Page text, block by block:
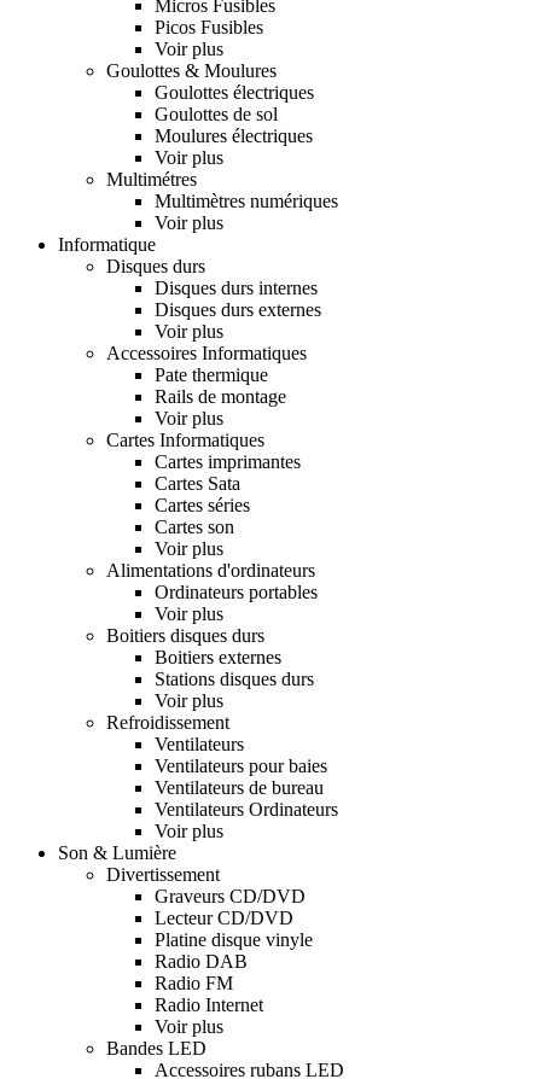
Micros Fusibles
Picos Fusibles
Voir plus
Goulottes & Moulures
Goulottes électriques
Goulottes de sol
Moulures électriques
Voir plus
Multimétres
Multimètres numériques
Voir plus
Informatique
Disques durs
Disques durs internes
Disques durs externes
Voir plus
Accessoires Informatiques
Pate thermique
Rails de montage
Voir plus
Cartes Informatiques
Cartes imprimantes
Cartes Sata
Cartes séries
Cartes son
Voir plus
Alimentations d'ordinateurs
Ordinateurs portables
Voir plus
Boitiers disques durs
Boitiers externes
Stations disques durs
Voir plus
Refroidissement
Ventilateurs
Ventilateurs pour baies
Ventilateurs de bureau
Ventilateurs Ordinateurs
Voir plus
Son & Lumière
Divertissement
Graveurs CD/DVD
Lecteur CD/DVD
Platine disque vinyle
Radio DAB
Radio FM
Radio Internet
Voir plus
Bandes LED
Accessoires rubans LED